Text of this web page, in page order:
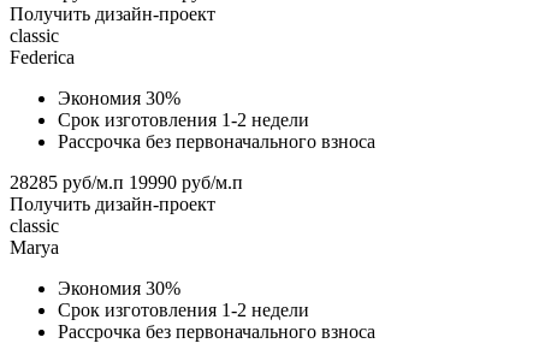
Получить дизайн-проект
classic
Federica
Экономия 30%
Срок изготовления 1-2 недели
Рассрочка без первоначального взноса
28285 руб/м.п 19990 руб/м.п
Получить дизайн-проект
classic
Marya
Экономия 30%
Срок изготовления 1-2 недели
Рассрочка без первоначального взноса